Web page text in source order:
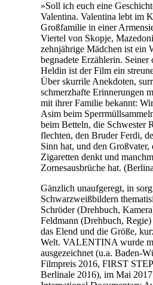
»Soll ich euch eine
Valentina. Valentina lebt im
Großfamilie in einer
Viertel von Skopje,
zehnjährige Mädchen ist ein
begnadete Erzählerin. Seiner
Heldin ist der Film ein
Über skurrile Anekdoten,
schmerzhafte Erinnerungen
mit ihrer Familie bekannt:
Asim beim
beim Betteln, die Schwester
flechten, den Bruder Ferdi,
Sinn hat, und den Großvater,
Zigaretten denkt und
Zornesausbrüche hat.
Gänzlich unaufgeregt, in
Schwarzweißbildern
Schröder (Drehbuch,
Feldmann (Drehbuch,
das Elend und die Größe,
Welt. VALENTINA wurde
ausgezeichnet (u.a. Baden-
Filmpreis 2016, FIRST
Berlinale 2016), im Mai